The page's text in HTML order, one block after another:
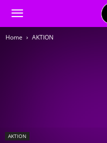
BLACK
Home AKTION
AKTION